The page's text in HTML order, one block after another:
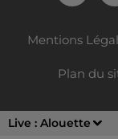
Live : Alouette
Mentions
Plan du